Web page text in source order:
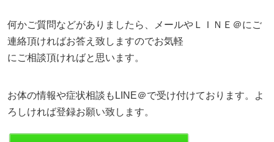
何かご質問などがありましたら、メールやＬＩＮＥ＠にご
連絡頂ければお答え致しますのでお気軽
にご相談頂ければと思います。
お体の情報や症状相談もLINE＠で受け付けております。よ
ろしければ登録お願い致します。